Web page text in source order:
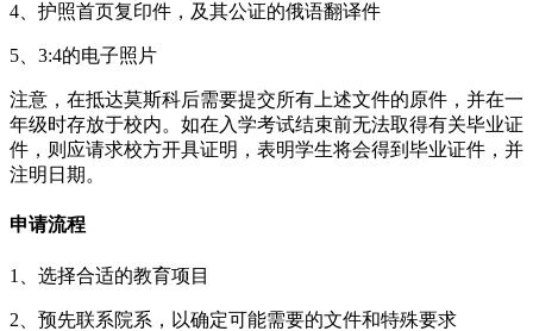
4、护照首页复印件，及其公证的俄语翻译件
5、3:4的电子照片
注意，在抵达莫斯科后需要提交所有上述文件的原件，并在一
年级时存放于校内。如在入学考试结束前无法取得有关毕业证
件，则应请求校方开具证明，表明学生将会得到毕业证件，并
注明日期。
申请流程
1、选择合适的教育项目
2、预先联系院系，以确定可能需要的文件和特殊要求